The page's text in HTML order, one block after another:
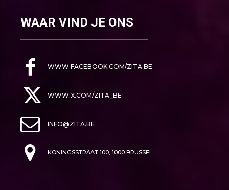
WAAR VIND JE ONS
WWW.FACEBOOK.COM/ZITA.BE
WWW.X.COM/ZITA_BE
INFO@ZITA.BE
KONINGSSTRAAT 100, 1000 BRUSSEL